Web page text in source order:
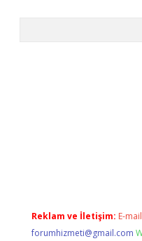
Reklam ve İletişim: E-
forumhizmeti@gmail.com